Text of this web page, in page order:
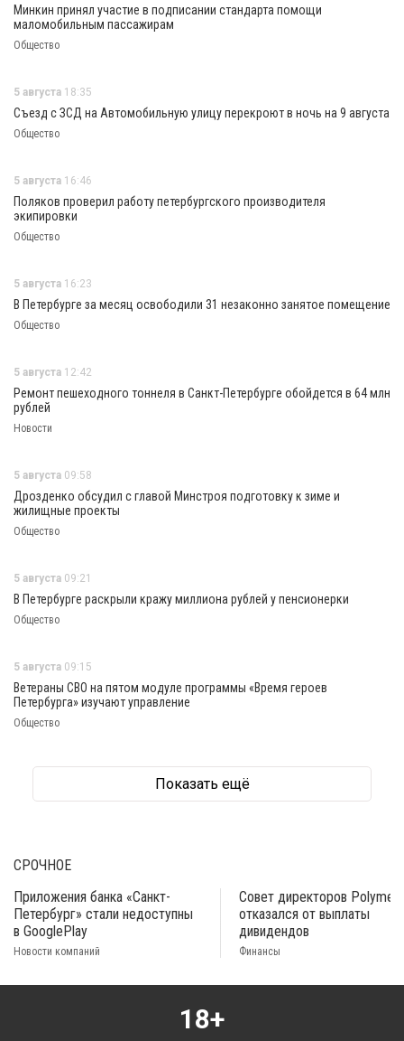
Минкин принял участие в подписании стандарта помощи
маломобильным пассажирам
Общество
5 августа 18:35
Съезд с ЗСД на Автомобильную улицу перекроют в ночь на 9 августа
Общество
5 августа 16:46
Поляков проверил работу петербургского производителя
экипировки
Общество
5 августа 16:23
В Петербурге за месяц освободили 31 незаконно занятое помещение
Общество
5 августа 12:42
Ремонт пешеходного тоннеля в Санкт-Петербурге обойдется в 64 млн
рублей
Новости
5 августа 09:58
Дрозденко обсудил с главой Минстроя подготовку к зиме и
жилищные проекты
Общество
5 августа 09:21
В Петербурге раскрыли кражу миллиона рублей у пенсионерки
Общество
5 августа 09:15
Ветераны СВО на пятом модуле программы «Время героев
Петербурга» изучают управление
Общество
Показать ещё
СРОЧНОЕ
Приложения банка «Санкт-
Петербург» стали недоступны
в GooglePlay
Новости компаний
Совет директоров
отказался от выплаты
дивидендов
Финансы
18+